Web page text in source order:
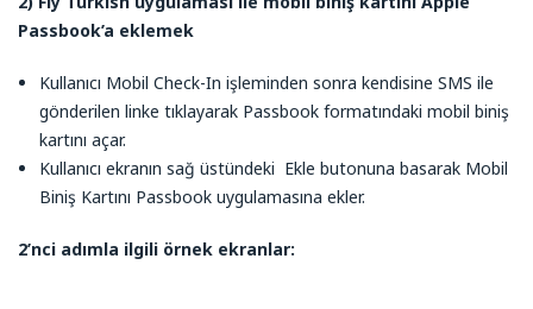
Passbook’a eklemek
Kullanıcı Mobil Check-In işleminden sonra kendisine SMS ile
gönderilen linke tıklayarak Passbook formatındaki mobil biniş
kartını açar.
Kullanıcı ekranın sağ üstündeki Ekle butonuna basarak Mobil
Biniş Kartını Passbook uygulamasına ekler.
2’nci adımla ilgili örnek ekranlar: